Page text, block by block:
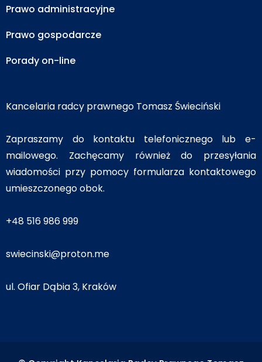
Prawo administracyjne
Prawo gospodarcze
Porady on-line
Kancelaria radcy prawnego Tomasz Świeciński
Zapraszamy do kontaktu telefonicznego lub e-
mailowego. Zachęcamy również do przesyłania
wiadomości przy pomocy formularza kontaktowego
umieszczonego obok.
+48 516 986 999
swiecinski@proton.me
ul. Ofiar Dąbia 3, Kraków